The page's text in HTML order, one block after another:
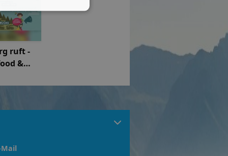
ruft -
&
Mail